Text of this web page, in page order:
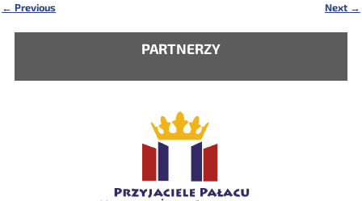
← Previous Next →
PARTNERZY